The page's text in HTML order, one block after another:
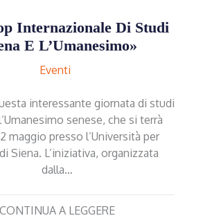
Internazionale Di Studi
E L’Umanesimo»
Eventi
interessante giornata di studi
senese, che si terrà
maggio presso l’Università per
Siena. L’iniziativa, organizzata
dalla…
CONTINUA A LEGGERE